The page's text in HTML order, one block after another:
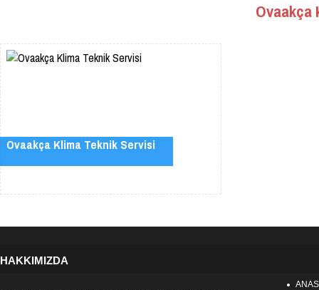
Ovaakça
Ovaakça Klima Teknik Servisi
HAKKIMIZDA